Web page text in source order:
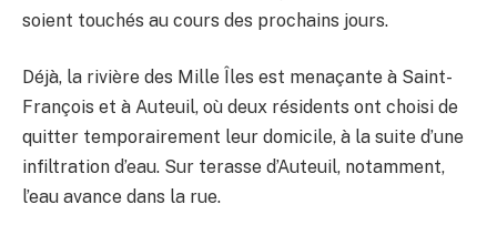
soient touchés au cours des prochains jours.
Déjà, la rivière des Mille Îles est menaçante à Saint-
François et à Auteuil, où deux résidents ont choisi de
quitter temporairement leur domicile, à la suite d’une
infiltration d’eau. Sur terasse d’Auteuil, notamment,
l’eau avance dans la rue.